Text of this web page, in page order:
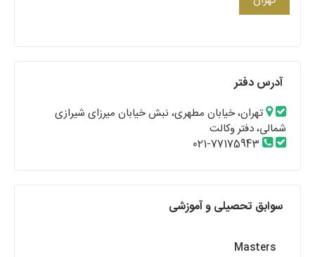
آدرس دفتر
تهران، خیابان مطهری، نبش خیابان میرزای شیرازی
شمالی، دفتر وکالت
021-77175943
سوابق تحصیلی و آموزشی
Masters